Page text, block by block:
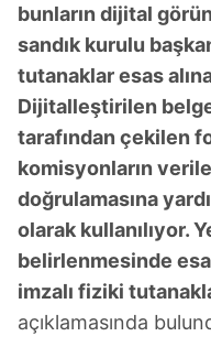
bunların dijital
sandık kurulu
tutanaklar esas
Dijitalleştirilen
tarafından çekilen
komisyonların
doğrulamasına
olarak kullanılıyor.
belirlenmesinde
imzalı fiziki
açıklamasında